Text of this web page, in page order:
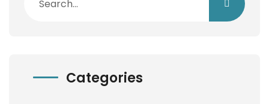
Categories